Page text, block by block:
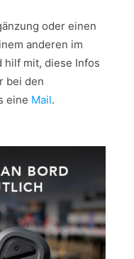
oder einen
anderen im
hilf mit, diese Infos
bei den
eine Mail.